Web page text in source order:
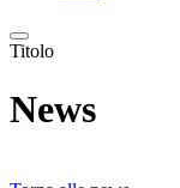
Titolo
News